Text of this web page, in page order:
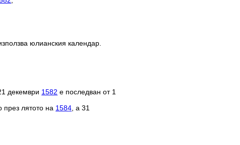
юлианския календар.
декември 1582 е последван от 1
лятото на 1584 , а 31